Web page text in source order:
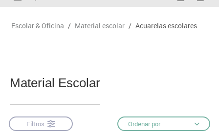
Escolar & Oficina / Material escolar / Acuarelas escolares
Material Escolar
Filtros Ordenar por